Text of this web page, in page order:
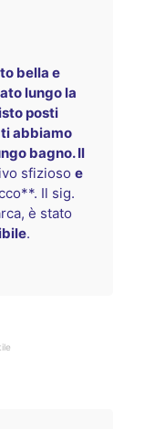
bella e
lungo la
posti
abbiamo
bagno. Il
sfizioso e
Il sig.
è stato
.